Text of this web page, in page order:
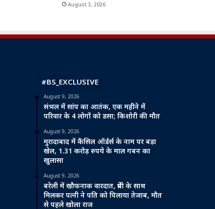
August 3, 2026
#BS_EXCLUSIVE
August 9, 2026
संभल में सांप का आतंक, एक महीने में
परिवार के 4 लोगों को डसा; किशोरी की मौत
August 9, 2026
मुरादाबाद में कैंसिल ऑर्डर्स के नाम पर बड़ा
खेल, 1.31 करोड़ रुपये के माल गबन का
खुलासा
August 9, 2026
बरेली में खौफनाक वारदात, प्रेमी के साथ
मिलकर पत्नी ने पति को पिलाया तेजाब, मौत
से पहले खोला राज